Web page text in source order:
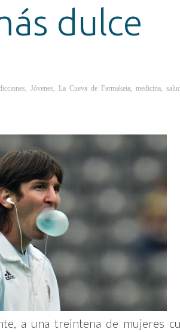
dulce
Jóvenes La Cueva de Farmakeia medicina salud
a una treintena de mujeres